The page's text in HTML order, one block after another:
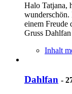
Halo Tatjana,
wunderschön.
einem Freude
Gruss Dahlfan
Inhalt
Dahlfan -